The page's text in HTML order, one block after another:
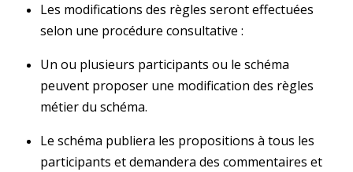
Les modifications des règles seront effectuées
selon une procédure consultative :
Un ou plusieurs participants ou le schéma
peuvent proposer une modification des règles
métier du schéma.
Le schéma publiera les propositions à tous les
participants et demandera des commentaires et